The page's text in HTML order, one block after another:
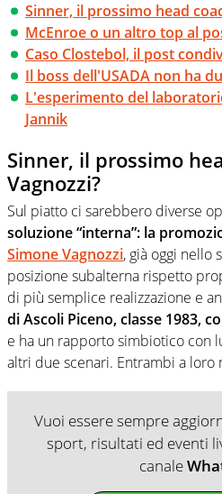
Sinner, il prossimo head
McEnroe o un altro top al
Caso Clostebol, il post
Il boss dell'USADA non ha
L'esperimento del
Jannik
Sinner, il prossimo
Vagnozzi?
Sul piatto ci sarebbero diverse
soluzione “interna”: la
Simone Vagnozzi, già oggi nello
posizione subalterna rispetto
di più semplice realizzazione e
di Ascoli Piceno, classe 1983,
e ha un rapporto simbiotico con
altri due scenari. Entrambi a loro
Vuoi essere sempre
sport, risultati ed eventi
canale